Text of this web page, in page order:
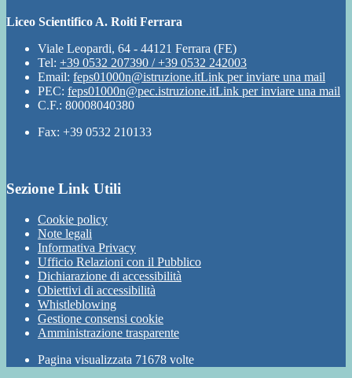
Liceo Scientifico A. Roiti Ferrara
Viale Leopardi, 64 - 44121 Ferrara (FE)
Tel: +39 0532 207390 / +39 0532 242003
Email: feps01000n@istruzione.itLink per inviare una mail
PEC: feps01000n@pec.istruzione.itLink per inviare una mail
C.F.: 80008040380
Fax: +39 0532 210133
Sezione Link Utili
Cookie policy
Note legali
Informativa Privacy
Ufficio Relazioni con il Pubblico
Dichiarazione di accessibilità
Obiettivi di accessibilità
Whistleblowing
Gestione consensi cookie
Amministrazione trasparente
Pagina visualizzata 71678 volte